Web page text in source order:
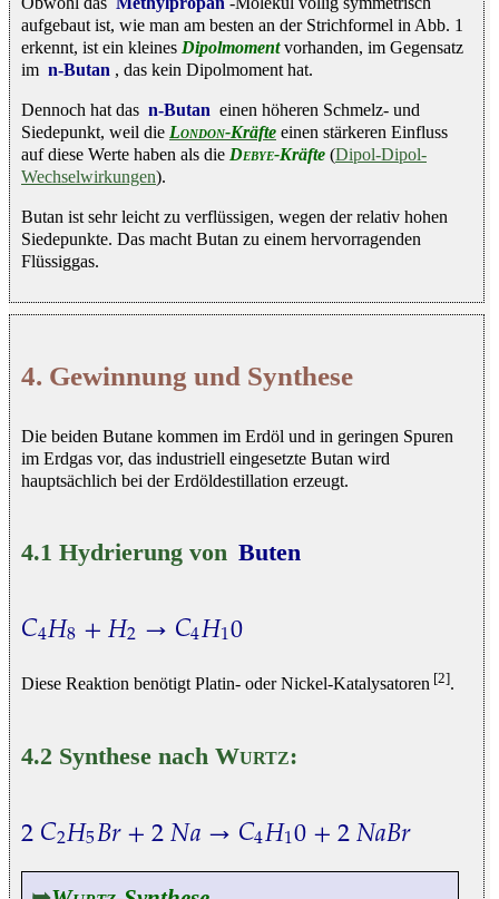
aufgebaut ist, wie man am besten an der Strichformel in Abb. 1
erkennt, ist ein kleines Dipolmomentvorhanden, im Gegensatz
im n-Butan , das kein Dipolmoment hat.
Dennoch hat das n-Butan einen höheren Schmelz- und
Siedepunkt, weil die London-Kräfte einen stärkeren Einfluss
auf diese Werte haben als die Debye-Kräfte (Dipol-Dipol-
Wechselwirkungen).
Butan ist sehr leicht zu verflüssigen, wegen der relativ hohen
Siedepunkte. Das macht Butan zu einem hervorragenden
Flüssiggas.
4. Gewinnung und Synthese
Die beiden Butane kommen im Erdöl und in geringen Spuren
im Erdgas vor, das industriell eingesetzte Butan wird
hauptsächlich bei der Erdöldestillation erzeugt.
4.1 Hydrierung von Buten
𝐶4𝐻8+𝐻2→𝐶4𝐻10
C4H8 +H 2→ C4 H10
Diese Reaktion benötigt Platin- oder Nickel-Katalysatoren [2].
4.2 Synthese nach Wurtz:
2𝐶2𝐻5𝐵𝑟+2𝑁𝑎→𝐶4𝐻10+2𝑁𝑎𝐵𝑟
2 C2H5 Br+2 N a→ C4H10+2 NaBr